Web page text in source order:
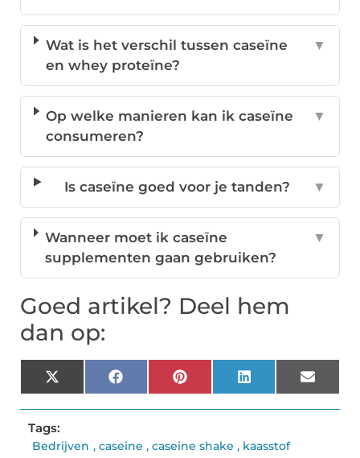
Wat is het verschil tussen caseïne
en whey proteïne?
▼
Op welke manieren kan ik caseïne
consumeren?
▼
Is caseïne goed voor je tanden? ▼
Wanneer moet ik caseïne
supplementen gaan gebruiken?
▼
Goed artikel? Deel hem
dan op:
X
(Twitter)
FacebookPinterestLinkedInEmail
Tags:
Bedrijven , caseine , caseine shake , kaasstof